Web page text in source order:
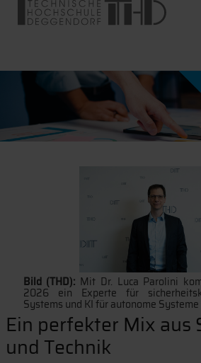
Bild (THD): Mit Dr. Luca Parolini
2026 ein Experte für
Systems und KI für autonome Systeme
Ein perfekter Mix aus
und Technik